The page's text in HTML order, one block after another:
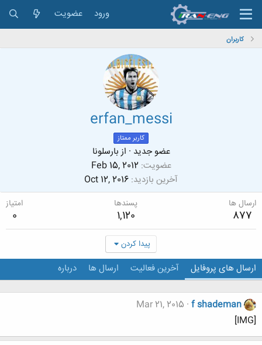
ورود عضویت
کاربران
erfan_messi
کاربر ممتاز
عضو جدید · ازبارسلونا
عضویت Feb 15, 2012
آخرین بازدید Oct 12, 2016
ارسال ها
877
پسندها
1,120
امتیاز
0
پیدا کردن
ارسال های پروفایل آخرین فعالیت ارسال ها درباره
f shademan
Mar 21, 2015
[IMG]